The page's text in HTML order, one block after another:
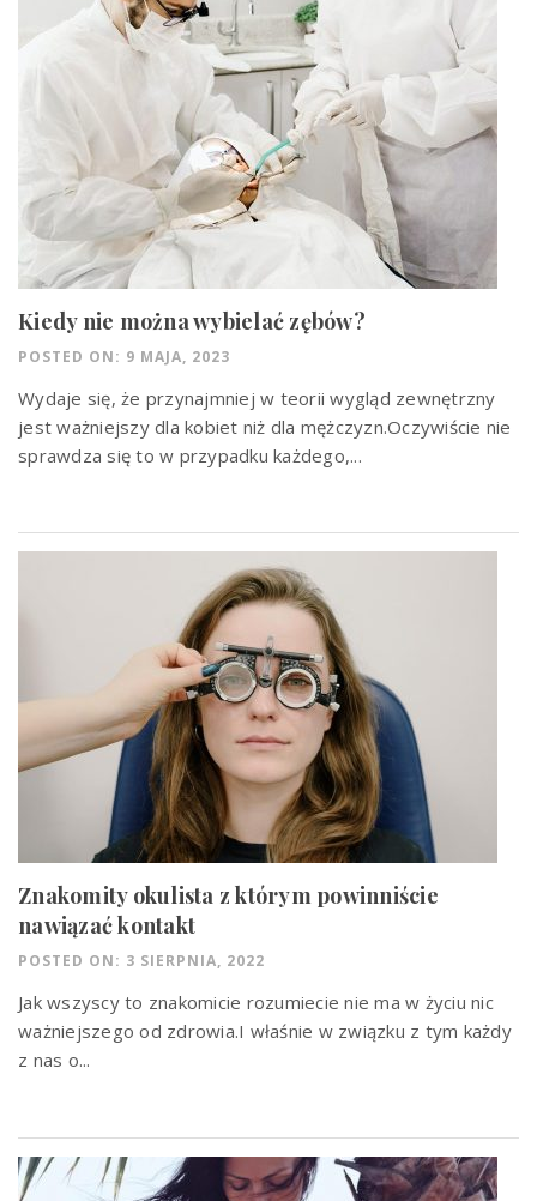
Kiedy nie można wybielać zębów?
POSTED ON: 9 MAJA, 2023
Wydaje się, że przynajmniej w teorii wygląd zewnętrzny
jest ważniejszy dla kobiet niż dla mężczyzn.Oczywiście nie
sprawdza się to w przypadku każdego,...
Znakomity okulista z którym powinniście
nawiązać kontakt
POSTED ON: 3 SIERPNIA, 2022
Jak wszyscy to znakomicie rozumiecie nie ma w życiu nic
ważniejszego od zdrowia.I właśnie w związku z tym każdy
z nas o...